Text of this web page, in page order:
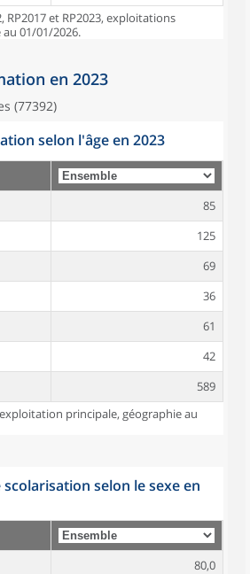
RP2017 et RP2023, exploitations
01/01/2026.
en 2023
(77392)
selon l'âge en 2023
85
125
69
36
61
42
589
principale, géographie au
scolarisation selon le sexe en
80,0